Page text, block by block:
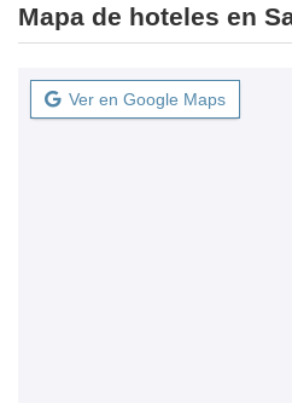
Mapa de hoteles en
Ver en Google Maps